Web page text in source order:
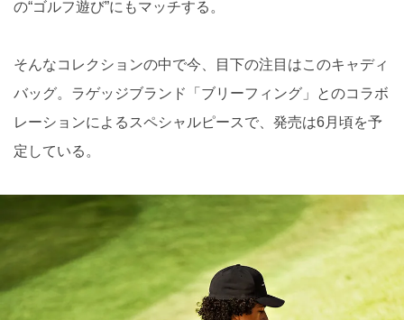
の“ゴルフ遊び”にもマッチする。
そんなコレクションの中で今、目下の注目はこのキャディ
バッグ。ラゲッジブランド「ブリーフィング」とのコラボ
レーションによるスペシャルピースで、発売は6月頃を予
定している。